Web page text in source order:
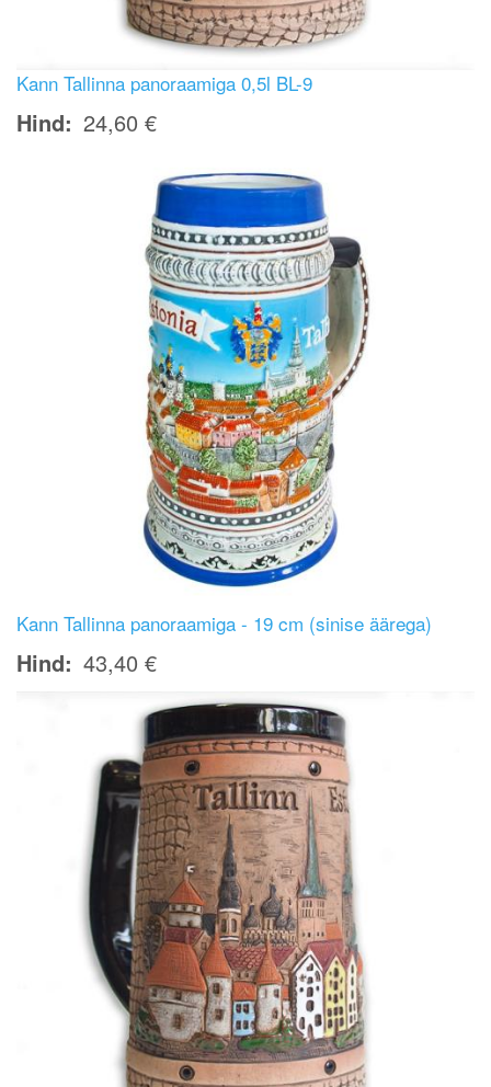
Kann Tallinna panoraamiga 0,5l BL-9
Hind 24,60 €
Kann Tallinna panoraamiga - 19 cm (sinise äärega)
Hind 43,40 €